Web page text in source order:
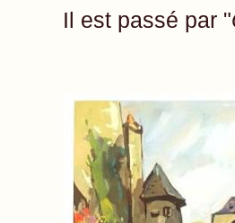
Il est passé par "